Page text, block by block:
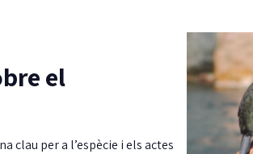
el
clau per a l’espècie i els actes